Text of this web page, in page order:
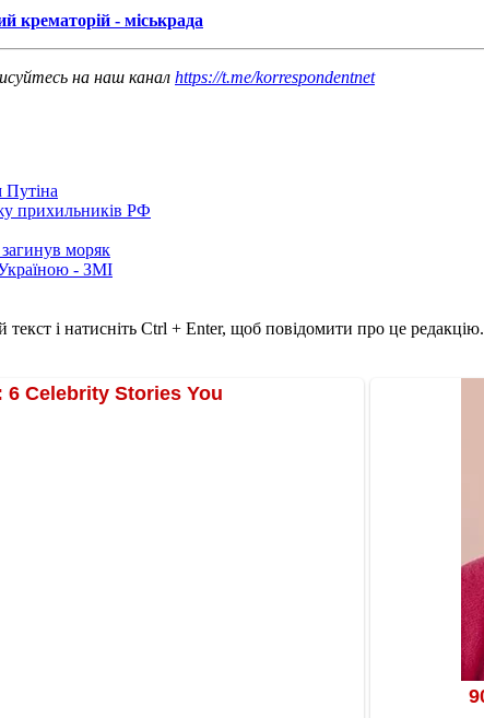
крематорій - міськрада
на наш канал https://t.me/korrespondentnet
Путіна
прихильників РФ
моряк
- ЗМІ
і натисніть Ctrl + Enter, щоб повідомити про це редакцію.